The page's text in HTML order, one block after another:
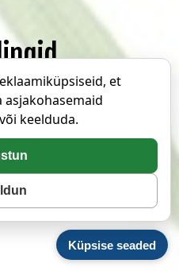
kalender
A-Z
eesnimed 2026
õnnitlused
Küpsise seaded
et
keelduda.